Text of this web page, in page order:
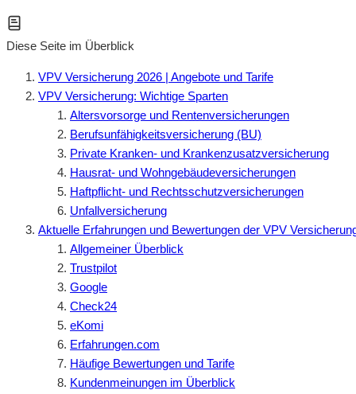
Diese Seite im Überblick
VPV Versicherung 2026 | Angebote und Tarife
VPV Versicherung: Wichtige Sparten
Altersvorsorge und Rentenversicherungen
Berufsunfähigkeitsversicherung (BU)
Private Kranken- und Krankenzusatzversicherung
Hausrat- und Wohngebäudeversicherungen
Haftpflicht- und Rechtsschutzversicherungen
Unfallversicherung
Aktuelle Erfahrungen und Bewertungen der VPV
Allgemeiner Überblick
Trustpilot
Google
Check24
eKomi
Erfahrungen.com
Häufige Bewertungen und Tarife
Kundenmeinungen im Überblick